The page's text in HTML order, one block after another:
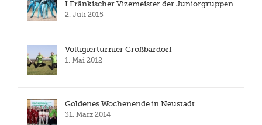
I Fränkischer Vizemeister der Juniorgruppen
2. Juli 2015
Voltigierturnier Großbardorf
1. Mai 2012
Goldenes Wochenende in Neustadt
31. März 2014